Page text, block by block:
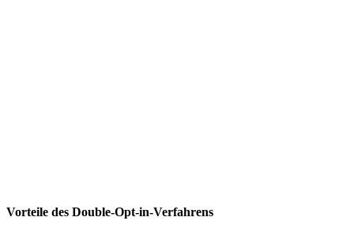
Vorteile des Double-Opt-in-Verfahrens